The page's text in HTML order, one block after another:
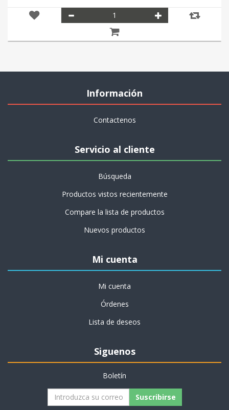
Información
Contactenos
Servicio al cliente
Búsqueda
Productos vistos recientemente
Compare la lista de productos
Nuevos productos
Mi cuenta
Mi cuenta
Órdenes
Lista de deseos
Siguenos
Boletín